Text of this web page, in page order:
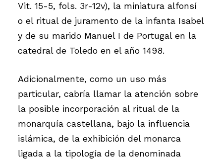
Vit. 15-5, fols. 3r-12v), la miniatura alfonsí
o el ritual de juramento de la infanta Isabel
y de su marido Manuel I de Portugal en la
catedral de Toledo en el año 1498.
Adicionalmente, como un uso más
particular, cabría llamar la atención sobre
la posible incorporación al ritual de la
monarquía castellana, bajo la influencia
islámica, de la exhibición del monarca
ligada a la tipología de la denominada